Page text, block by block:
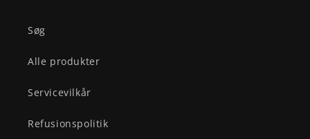
Søg
Alle produkter
Servicevilkår
Refusionspolitik